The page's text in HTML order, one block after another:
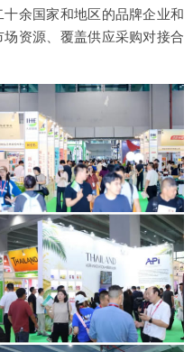
余国家和地区的品牌企业和
资源、覆盖供应采购对接合